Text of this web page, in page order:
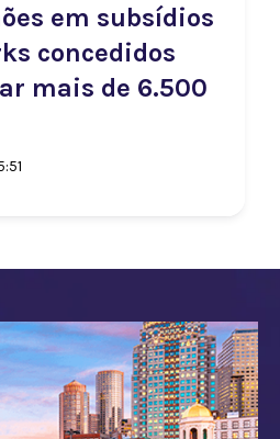
em subsídios
concedidos
mais de 6.500